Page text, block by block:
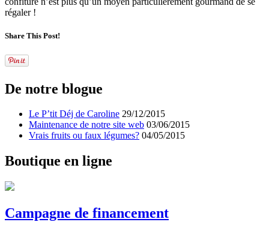
régaler !
Share This Post!
De notre blogue
Le P’tit Déj de Caroline 29/12/2015
Maintenance de notre site web 03/06/2015
Vrais fruits ou faux légumes? 04/05/2015
Boutique en ligne
Campagne de financement